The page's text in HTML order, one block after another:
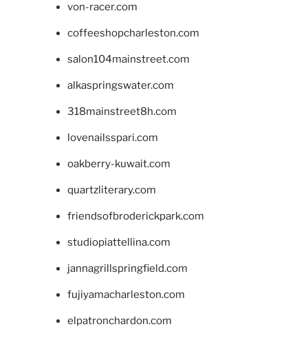
von-racer.com
coffeeshopcharleston.com
salon104mainstreet.com
alkaspringswater.com
318mainstreet8h.com
lovenailsspari.com
oakberry-kuwait.com
quartzliterary.com
friendsofbroderickpark.com
studiopiattellina.com
jannagrillspringfield.com
fujiyamacharleston.com
elpatronchardon.com